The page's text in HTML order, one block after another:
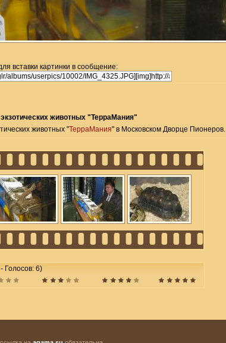
вставки картинки в сообщение:
животных "ТерраМания"
животных "ТерраМания" в Московском Дворце Пионеров.
Голосов: 6)